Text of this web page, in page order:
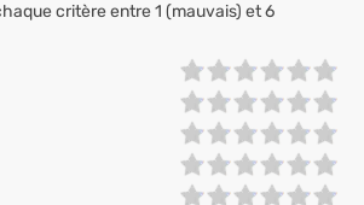
critère entre 1 (mauvais) et 6